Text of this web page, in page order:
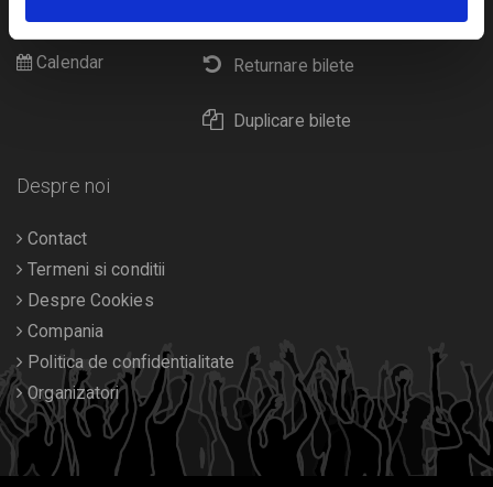
Returnare bilete
Duplicare bilete
Diverse
Calendar
Despre noi
Contact
Termeni si conditii
Despre Cookies
Compania
Politica de confidentialitate
Organizatori